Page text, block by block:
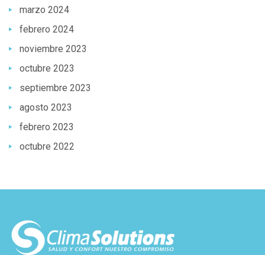
marzo 2024
febrero 2024
noviembre 2023
octubre 2023
septiembre 2023
agosto 2023
febrero 2023
octubre 2022